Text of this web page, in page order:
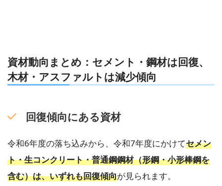
資材動向まとめ：セメント・鋼材は回復、
木材・アスファルトは減少傾向
回復傾向にある資材
令和6年度の落ち込みから、令和7年度にかけてセメン
ト・生コンクリート・普通鋼鋼材（形鋼・小形棒鋼を
含む）は、いずれも回復傾向が見られます。